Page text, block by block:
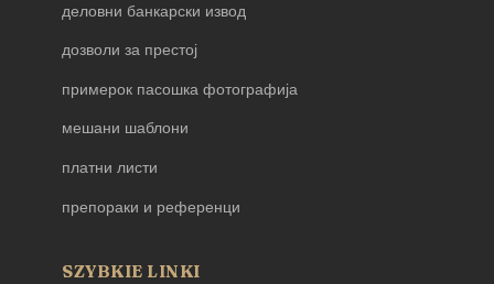
деловни банкарски извод
дозволи за престој
примерок пасошка фотографија
мешани шаблони
платни листи
препораки и референци
SZYBKIE LINKI